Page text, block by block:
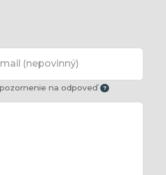
(nepovinný)
na odpoveď